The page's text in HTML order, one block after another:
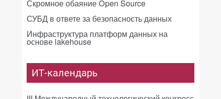
Скромное обаяние Open Source
СУБД в ответе за безопасность данных
Инфраструктура платформ данных на
основе lakehouse
ИТ-календарь